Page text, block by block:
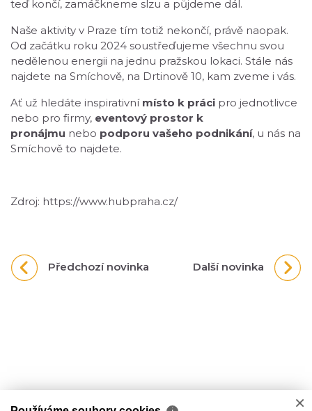
teď končí, zamáčkneme slzu a půjdeme dál.
Naše aktivity v Praze tím totiž nekončí, právě naopak.
Od začátku roku 2024 soustřeďujeme všechnu svou
nedělenou energii na jednu pražskou lokaci. Stále nás
najdete na Smíchově, na Drtinově 10, kam zveme i vás.
Ať už hledáte inspirativní místo k práci pro jednotlivce
nebo pro firmy, eventový prostor k
pronájmu nebo podporu vašeho podnikání, u nás na
Smíchově to najdete.
Zdroj: https://www.hubpraha.cz/
Předchozí novinka Další novinka
×